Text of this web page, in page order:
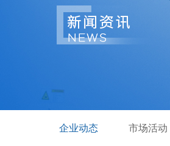
企业动态 市场活动